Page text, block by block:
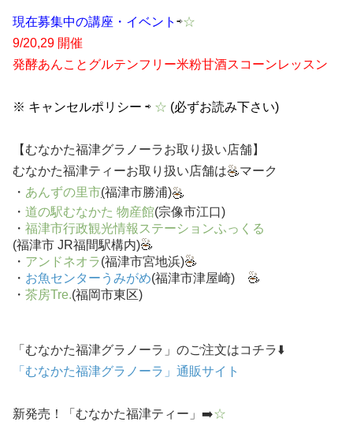
現在募集中の講座・ イベント ⇨☆
9/20,29 開催
発酵あんことグルテンフリー米粉甘酒スコーンレッスン
※ キャンセルポリシー ⇨ ☆ (必ずお読み下さい)
【むなかた福津グラノーラお取り扱い店舗】
むなかた福津ティーお取り扱い店舗は
マーク
・ あんずの里市(福津市勝浦)
・ 道の駅むなかた 物産館(宗像市江口)
・ 福津市行政観光情報ステーションふっくる
(福津市 JR福間駅構内)
・ アンドネオラ(福津市宮地浜)
・ お魚センターうみがめ(福津市津屋崎)
・ 茶房Tre.(福岡市東区)
「むなかた福津グラノーラ」のご注文はコチラ⬇️
「むなかた福津グラノーラ」通販サイト
新発売！「むなかた福津ティー」➡️☆